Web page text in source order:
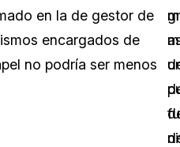
en la de gestor de
encargados de
no podría ser menos